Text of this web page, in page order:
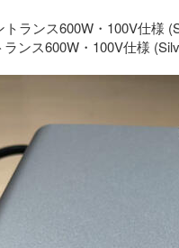
ンス600W・100V仕様